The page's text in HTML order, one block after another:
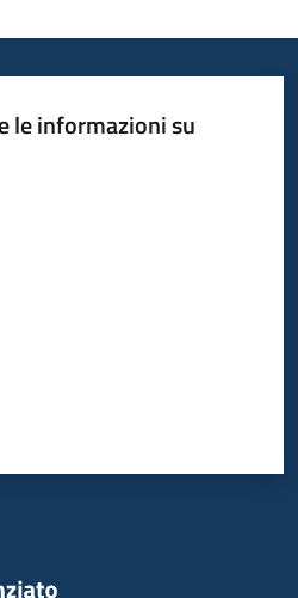
le informazioni su